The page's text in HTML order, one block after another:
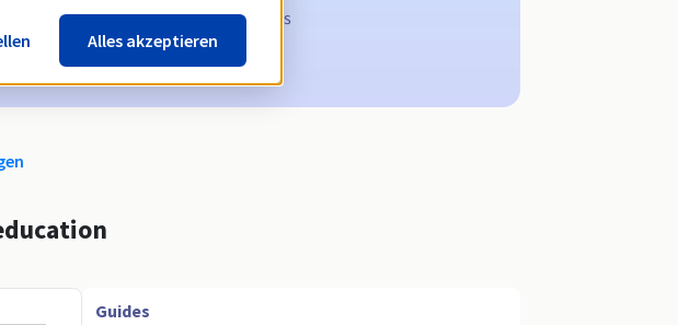
über die Löschung des Domainnamens
Guides
Alles akzeptieren